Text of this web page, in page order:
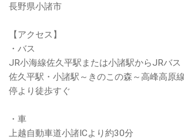
長野県小諸市
【アクセス】
・バス
JR小海線佐久平駅または小諸駅からJRバス
佐久平駅・小諸駅～きのこの森～高峰高原
停より徒歩すぐ
・車
上越自動車道小諸ICより約30分